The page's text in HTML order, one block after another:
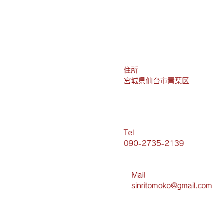
​住所
宮城県仙台市青葉区
​Tel
090-2735-2139
Mail​
sinritomoko@gmail.com